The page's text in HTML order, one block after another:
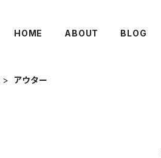
HOME ABOUT BLOG
アウター